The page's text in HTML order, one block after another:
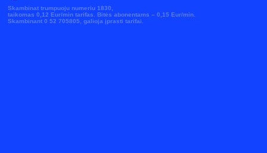
Skambinat trumpuoju numeriu 1830,
taikomas 0,12 Eur/min tarifas. Bitės abonentams – 0,15 Eur/min.
Skambinant 0 52 705805, galioja įprasti tarifai.